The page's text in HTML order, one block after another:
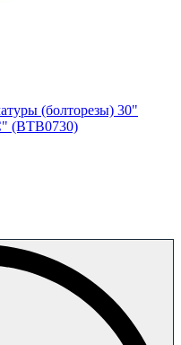
(болторезы) 30"
(BТB0730)